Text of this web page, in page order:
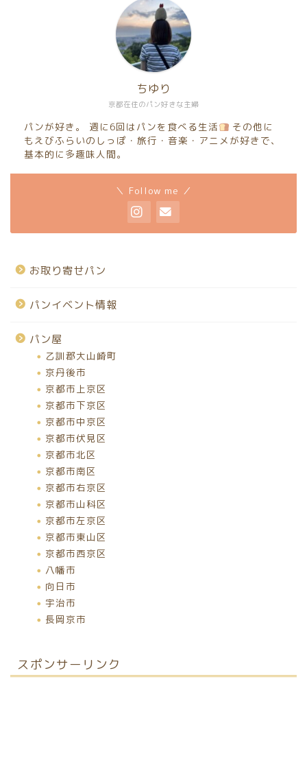
京都在住のパン好きな主婦
ちゆり
パンが好き。 週に6回はパンを食べる生活
その他に
もえびふらいのしっぽ・旅行・音楽・アニメが好きで、
基本的に多趣味人間。
＼ Follow me ／
お取り寄せパン
パンイベント情報
パン屋
乙訓郡大山崎町
京丹後市
京都市上京区
京都市下京区
京都市中京区
京都市伏見区
京都市北区
京都市南区
京都市右京区
京都市山科区
京都市左京区
京都市東山区
京都市西京区
八幡市
向日市
宇治市
長岡京市
スポンサーリンク